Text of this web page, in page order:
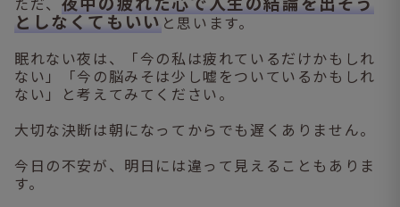
としなくてもいいと思います。
眠れない夜は、「今の私は疲れているだけかもしれ
ない」「今の脳みそは少し嘘をついているかもしれ
ない」と考えてみてください。
大切な決断は朝になってからでも遅くありません。
今日の不安が、明日には違って見えることもありま
す。